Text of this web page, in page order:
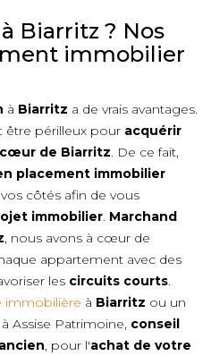
Biarritz ? Nos
immobilier
à Biarritz a de vrais avantages.
être périlleux pour acquérir
de Biarritz. De ce fait,
placement immobilier
côtés afin de vous
immobilier. Marchand
, nous avons à cœur de
appartement avec des
les circuits courts.
immobilière à Biarritz ou un
Assise Patrimoine, conseil
, pour l'achat de votre